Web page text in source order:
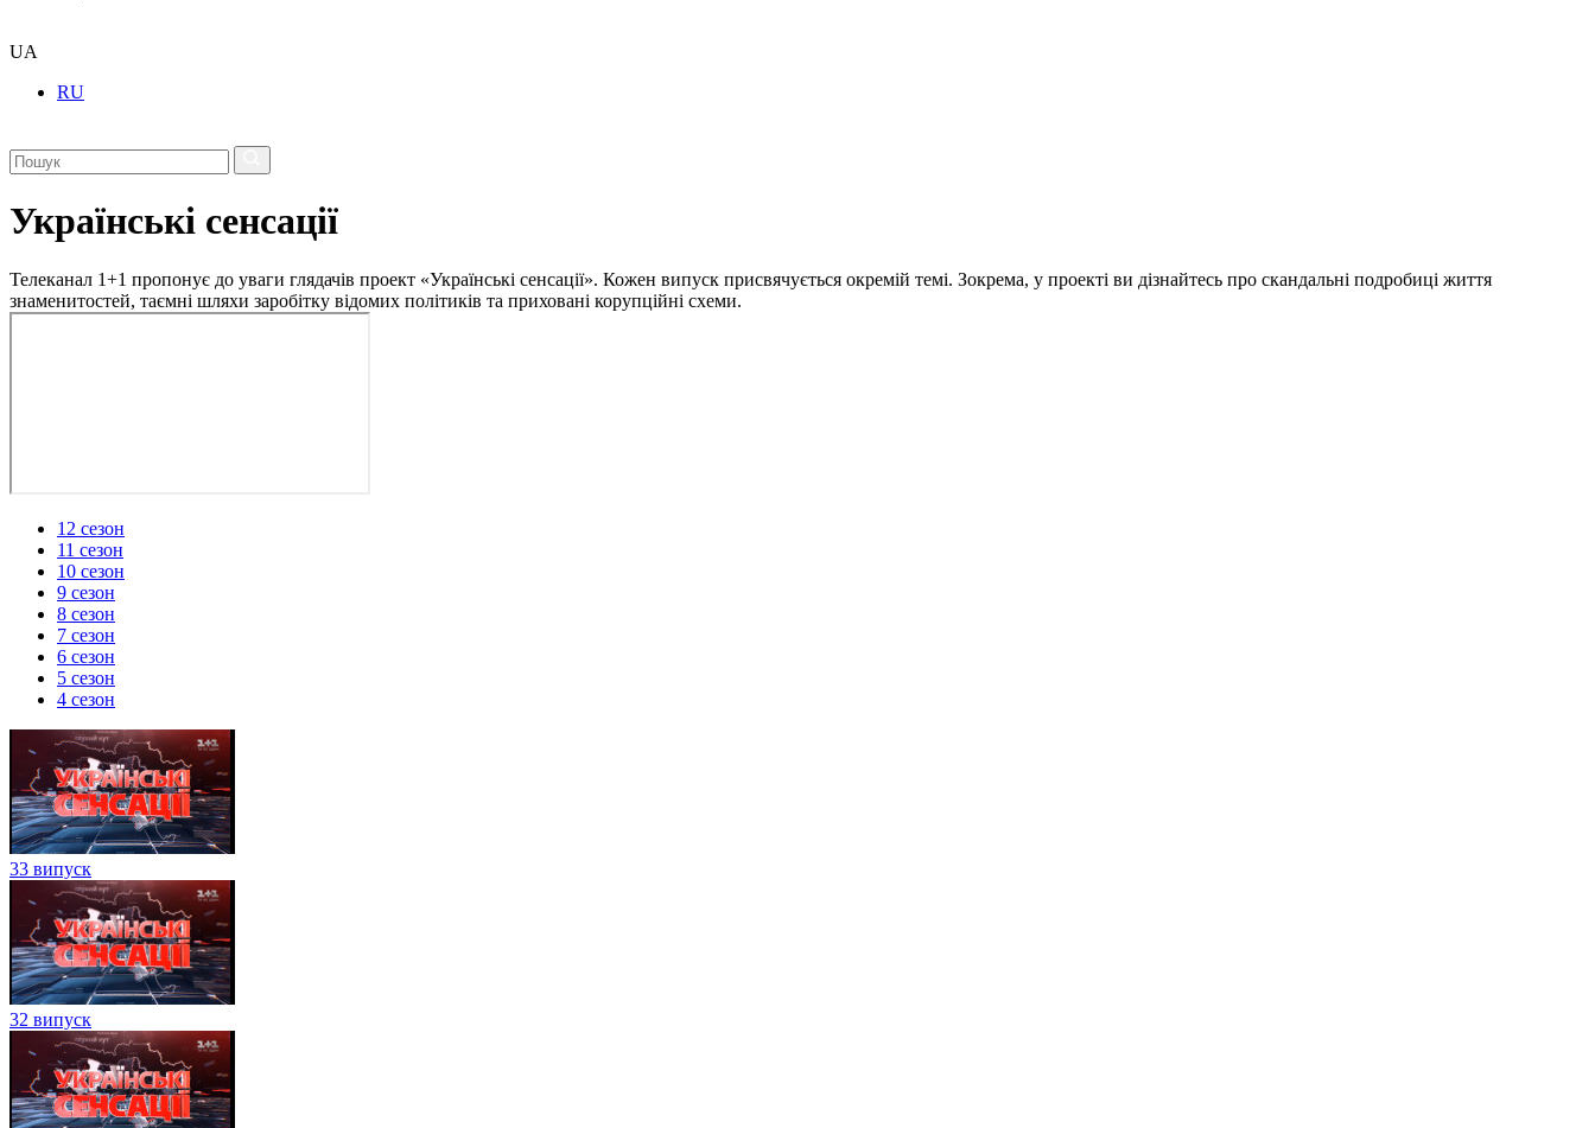
UA
RU
Українські сенсації
Телеканал 1+1 пропонує до уваги глядачів проект «Українські сенсації». Кожен випуск присвячується окремій темі. Зокрема, у проекті ви дізнайтесь про скандальні подробиці життя
знаменитостей, таємні шляхи заробітку відомих політиків та приховані корупційні схеми.
12 сезон
11 сезон
10 сезон
9 сезон
8 сезон
7 сезон
6 сезон
5 сезон
4 сезон
33 випуск
32 випуск